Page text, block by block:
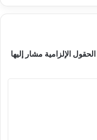
الحقول الإلزامية مشار إليها